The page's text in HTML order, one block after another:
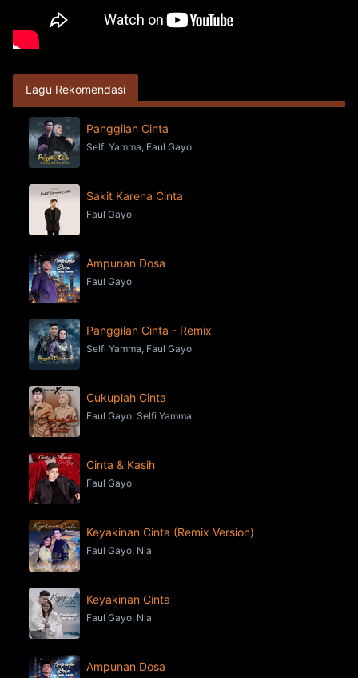
Lagu Rekomendasi
Panggilan Cinta
Selfi Yamma, Faul Gayo
Sakit Karena Cinta
Faul Gayo
Ampunan Dosa
Faul Gayo
Panggilan Cinta - Remix
Selfi Yamma, Faul Gayo
Cukuplah Cinta
Faul Gayo, Selfi Yamma
Cinta & Kasih
Faul Gayo
Keyakinan Cinta (Remix Version)
Faul Gayo, Nia
Keyakinan Cinta
Faul Gayo, Nia
Ampunan Dosa